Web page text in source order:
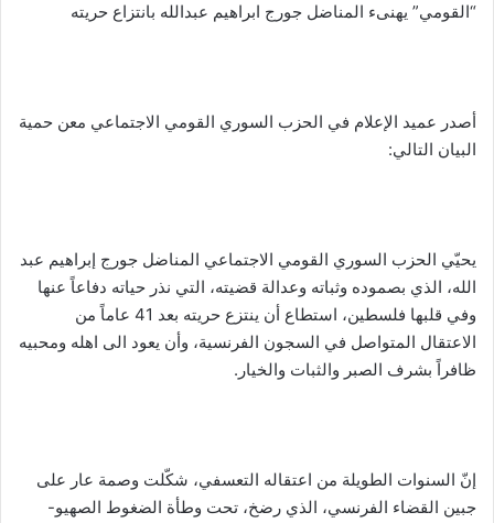
“القومي” يهنىء المناضل جورج ابراهيم عبدالله بانتزاع حريته
أصدر عميد الإعلام في الحزب السوري القومي الاجتماعي معن حمية
البيان التالي:
يحيّي الحزب السوري القومي الاجتماعي المناضل جورج إبراهيم عبد
الله، الذي بصموده وثباته وعدالة قضيته، التي نذر حياته دفاعاً عنها
وفي قلبها فلسطين، استطاع أن ينتزع حريته بعد 41 عاماً من
الاعتقال المتواصل في السجون الفرنسية، وأن يعود الى اهله ومحبيه
ظافراً بشرف الصبر والثبات والخيار.
إنّ السنوات الطويلة من اعتقاله التعسفي، شكّلت وصمة عار على
جبين القضاء الفرنسي، الذي رضخ، تحت وطأة الضغوط الصهيو-